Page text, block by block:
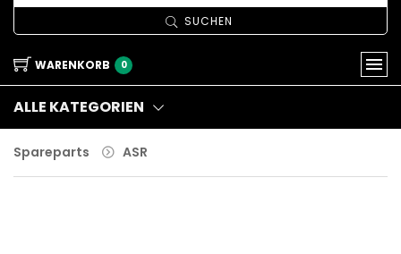
SUCHEN
WARENKORB 0
ALLE KATEGORIEN
Spareparts ASR